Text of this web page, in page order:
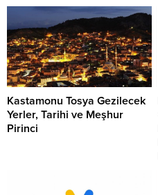
Kastamonu Tosya Gezilecek
Yerler, Tarihi ve Meşhur
Pirinci